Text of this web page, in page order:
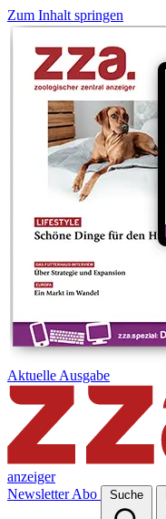
Zum Inhalt springen
Aktuelle Ausgabe
anzeiger
Newsletter Abo Suche